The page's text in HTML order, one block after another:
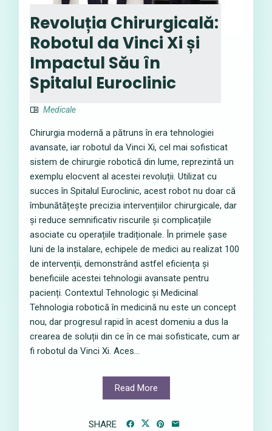
Revoluția Chirurgicală:
Robotul da Vinci Xi și
Impactul Său în
Spitalul Euroclinic
Medicale
Chirurgia modernă a pătruns în era tehnologiei
avansate, iar robotul da Vinci Xi, cel mai sofisticat
sistem de chirurgie robotică din lume, reprezintă un
exemplu elocvent al acestei revoluții. Utilizat cu
succes în Spitalul Euroclinic, acest robot nu doar că
îmbunătățește precizia intervențiilor chirurgicale, dar
și reduce semnificativ riscurile și complicațiile
asociate cu operațiile tradiționale. În primele șase
luni de la instalare, echipele de medici au realizat 100
de intervenții, demonstrând astfel eficiența și
beneficiile acestei tehnologii avansate pentru
pacienți. Contextul Tehnologic și Medicinal
Tehnologia robotică în medicină nu este un concept
nou, dar progresul rapid în acest domeniu a dus la
crearea de soluții din ce în ce mai sofisticate, cum ar
fi robotul da Vinci Xi. Aces...
Read More
SHARE